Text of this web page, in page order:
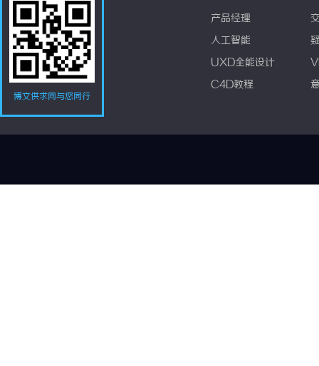
博文供求网与您同行
产品经理
人工智能
UXD全能设计
C4D教程